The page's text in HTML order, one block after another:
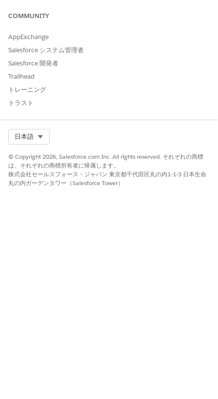
リッドで後処理モーダル、列モーダル、または列コンポーネン
Nonprofit の Gift Entry Grid のカスタム Lightning Web コン
カスタムLightning Webコンポーネントがギフト エントリ グ
リッドとの間でデータを移動する方法について説明します。
非営利団体での Lightning Web コンポーネントの設定
ギフトエントリグリッドで使用できる 3 つの配置種別 (後処理
この記事で問題は解決されましたか?
ご意見をお待ちしております。
COMMUNITY
AppExchange
Salesforce システム管理者
Salesforce 開発者
Trailhead
トレーニング
トラスト
日本語
© Copyright 2026, Salesforce.com Inc. All rights reserved. それぞれの商標
は、それぞれの商標所有者に帰属します。
株式会社セールスフォース・ジャパン 東京都千代田区丸の内1-1-3 日本生命
丸の内ガーデンタワー（Salesforce Tower）